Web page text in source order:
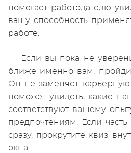
помогает работодателю
вашу способность
работе.
Если вы пока не
ближе именно вам,
Он не заменяет карьерную
поможет увидеть, какие
соответствуют вашему
предпочтениям. Если
сразу, прокрутите квиз
окна.